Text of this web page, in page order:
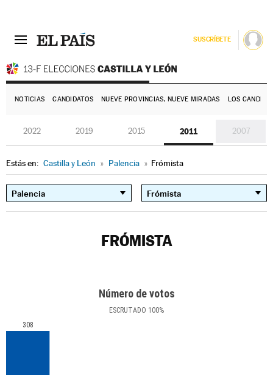
SUSCRÍBETE
NOTICIAS CANDIDATOS NUEVE PROVINCIAS, NUEVE MIRADAS LOS
2022 2019 2015 2011 2007
Estás en: Castilla y León » Palencia » Frómista
FRÓMISTA
Número de votos
ESCRUTADO 100%
308